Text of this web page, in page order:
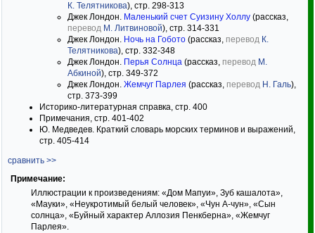
К. Телятникова), стр. 298-313
Джек Лондон. Маленький счет Суизину Холлу (рассказ,
перевод М. Литвиновой), стр. 314-331
Джек Лондон. Ночь на Гобото (рассказ, перевод К.
Телятникова), стр. 332-348
Джек Лондон. Перья Солнца (рассказ, перевод М.
Абкиной), стр. 349-372
Джек Лондон. Жемчуг Парлея (рассказ, перевод Н. Галь),
стр. 373-399
Историко-литературная справка, стр. 400
Примечания, стр. 401-402
Ю. Медведев. Краткий словарь морских терминов и выражений,
стр. 405-414
сравнить >>
Примечание:
Иллюстрации к произведениям: «Дом Мапуи», Зуб кашалота»,
«Мауки», «Неукротимый белый человек», «Чун А-чун», «Сын
солнца», «Буйный характер Аллозия Пенкберна», «Жемчуг
Парлея».